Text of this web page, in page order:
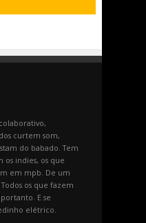
curtem som,
do babado. Tem
os indies, os que
em mpb. De um
os que fazem
E se
elétrico.